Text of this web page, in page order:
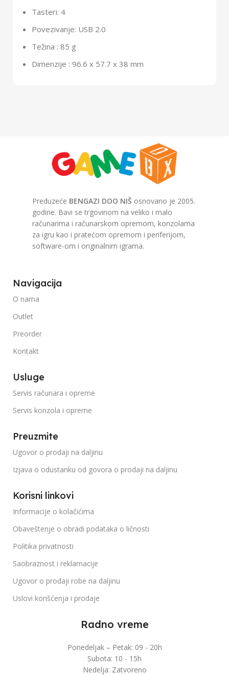
Tasteri: 4
Povezivanje: USB 2.0
Težina : 85 g
Dimenzije : 96.6 x 57.7 x 38 mm
Preduzeće BENGAZI DOO NIŠ osnovano je 2005.
godine. Bavi se trgovinom na veliko i malo
računarima i računarskom opremom, konzolama
za igru kao i pratećom opremom i periferijom,
software-om i originalnim igrama.
Navigacija
O nama
Outlet
Preorder
Kontakt
Usluge
Servis računara i opreme
Servis konzola i opreme
Preuzmite
Ugovor o prodaji na daljinu
Izjava o odustanku od govora o prodaji na daljinu
Korisni linkovi
Informacije o kolačićima
Obaveštenje o obradi podataka o ličnosti
Politika privatnosti
Saobraznost i reklamacije
Ugovor o prodaji robe na daljinu
Uslovi korišćenja i prodaje
Radno vreme
Ponedeljak – Petak: 09 - 20h
Subota: 10 - 15h
Nedelja: Zatvoreno